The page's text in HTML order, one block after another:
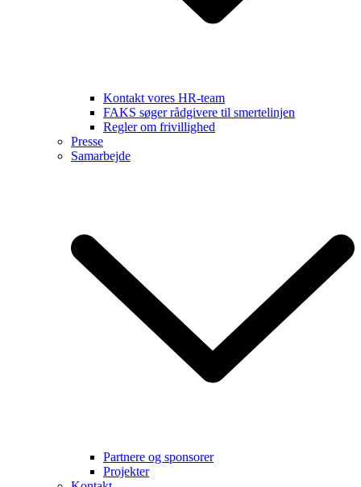
Kontakt vores HR-team
FAKS søger rådgivere til smertelinjen
Regler om frivillighed
Presse
Samarbejde
Partnere og sponsorer
Projekter